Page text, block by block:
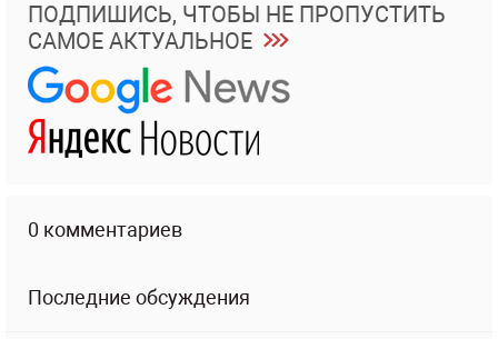
ПОДПИШИСЬ, ЧТОБЫ НЕ ПРОПУСТИТЬ
САМОЕ АКТУАЛЬНОЕ
0 комментариев
Последние обсуждения